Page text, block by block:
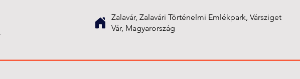
Zalavár, Zalavári Történelmi Emlékpark, Vársziget
Vár, Magyarország